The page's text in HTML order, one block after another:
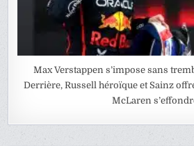
Max Verstappen s’impose sans
Derrière, Russell héroïque et Sainz
McLaren